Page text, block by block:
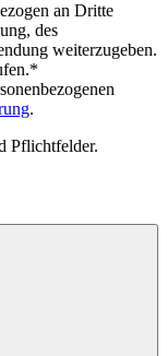
an Dritte
des
weiterzugeben.
.
Pflichtfelder.